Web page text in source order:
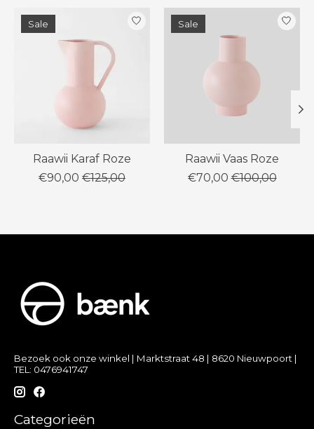
Items van productcarrousel
Sale
Raawii Karaf Roze
€90,00 €125,00
Sale
Raawii Vaas Roze
€70,00 €100,00
Bezoek ook onze winkel | Marktstraat 48 | 8620 Nieuwpoort |
TEL: 0476941747
Categorieën